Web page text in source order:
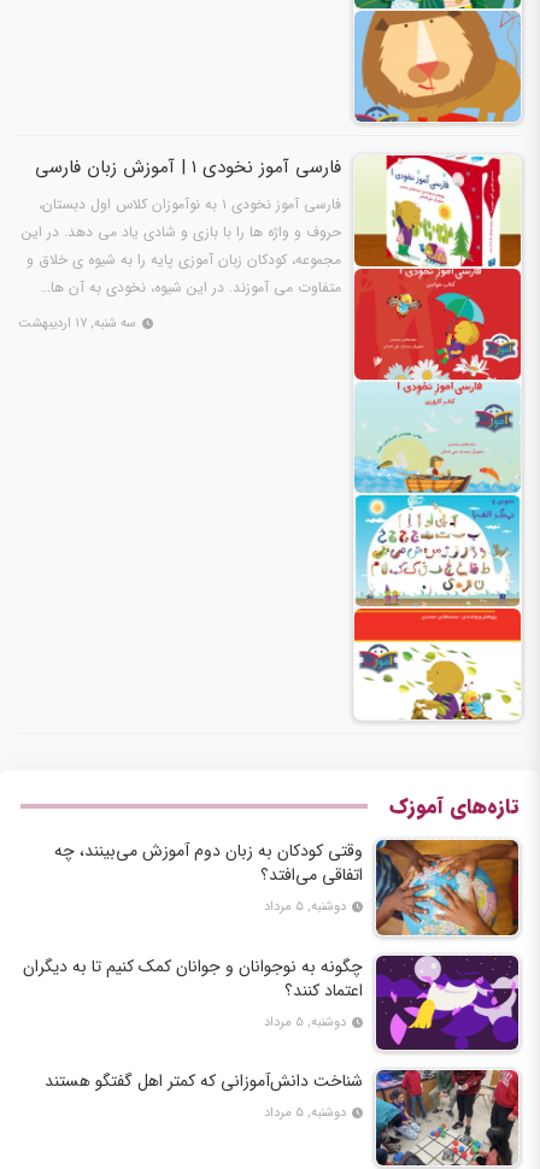
فارسی آموز نخودی ۱ | آموزش زبان فارسی
فارسی آموز نخودی ۱ به نوآموزان کلاس اول دبستان،
حروف و واژه ها را با بازى و شادى ياد مى دهد. در اين
مجموعه، کودکان زبان آموزى پايه را به شيوه ى خلاق و
متفاوت مى آموزند. در اين شيوه، نخودى به آن ها…
سه شنبه, ۱۷ اردیبهشت
تازه‌های آموزک
وقتی کودکان به زبان دوم آموزش می‌بینند، چه
اتفاقی می‌افتد؟
دوشنبه, ۵ مرداد
چگونه به نوجوانان و جوانان کمک کنیم تا به دیگران
اعتماد کنند؟
دوشنبه, ۵ مرداد
شناخت دانش‌آموزانی که کمتر اهل گفتگو هستند
دوشنبه, ۵ مرداد